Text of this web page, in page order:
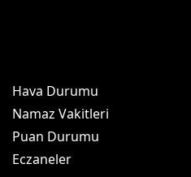
Hava Durumu
Namaz Vakitleri
Puan Durumu
Eczaneler